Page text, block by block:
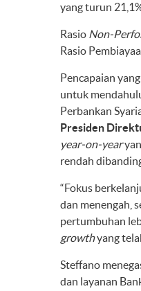
yang turun
Rasio Non-
Rasio
Pencapaian
untuk
Perbankan
Presiden
year-on-year
rendah
“Fokus
dan menengah,
pertumbuhan
growthyang
Steffano
dan layanan